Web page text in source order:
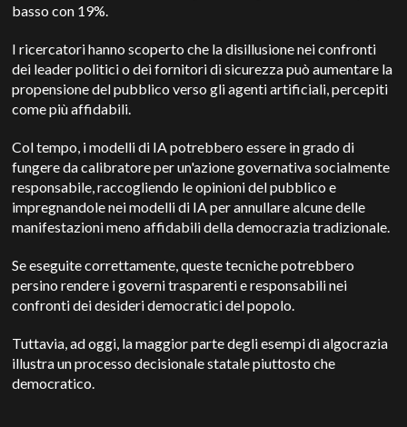
basso con 19%.
I ricercatori hanno scoperto che la disillusione nei confronti
dei leader politici o dei fornitori di sicurezza può aumentare la
propensione del pubblico verso gli agenti artificiali, percepiti
come più affidabili.
Col tempo, i modelli di IA potrebbero essere in grado di
fungere da calibratore per un'azione governativa socialmente
responsabile, raccogliendo le opinioni del pubblico e
impregnandole nei modelli di IA per annullare alcune delle
manifestazioni meno affidabili della democrazia tradizionale.
Se eseguite correttamente, queste tecniche potrebbero
persino rendere i governi trasparenti e responsabili nei
confronti dei desideri democratici del popolo.
Tuttavia, ad oggi, la maggior parte degli esempi di algocrazia
illustra un processo decisionale statale piuttosto che
democratico.